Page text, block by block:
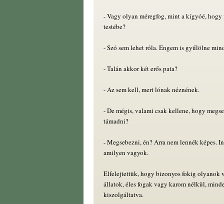
- Vagy olyan méregfog, mint a kígyóé,
testébe?
- Szó sem lehet róla. Engem is gyűlölne
- Talán akkor két erős pata?
- Az sem kell, mert lónak néznének.
- De mégis, valami csak kellene, hogy
támadni?
- Megsebezni, én? Arra nem lennék képes.
amilyen vagyok.
Elfelejtettük, hogy bizonyos fokig olyanok
állatok, éles fogak vagy karom nélkül,
kiszolgáltatva.